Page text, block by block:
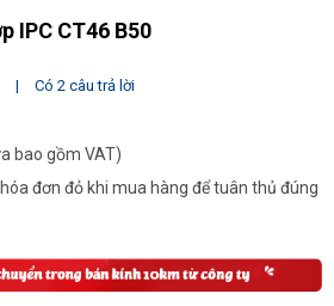
IPC CT46 B50
|
Có 2 câu trả lời
bao gồm VAT)
đơn đỏ khi mua hàng để tuân thủ đúng